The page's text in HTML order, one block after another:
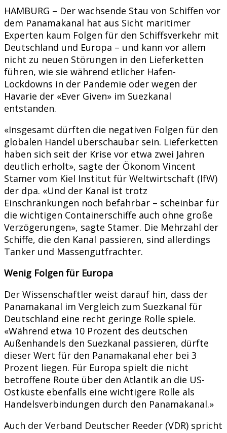
HAMBURG – Der wachsende Stau von Schiffen vor
dem Panamakanal hat aus Sicht maritimer
Experten kaum Folgen für den Schiffsverkehr mit
Deutschland und Europa – und kann vor allem
nicht zu neuen Störungen in den Lieferketten
führen, wie sie während etlicher Hafen-
Lockdowns in der Pandemie oder wegen der
Havarie der «Ever Given» im Suezkanal
entstanden.
«Insgesamt dürften die negativen Folgen für den
globalen Handel überschaubar sein. Lieferketten
haben sich seit der Krise vor etwa zwei Jahren
deutlich erholt», sagte der Ökonom Vincent
Stamer vom Kiel Institut für Weltwirtschaft (IfW)
der dpa. «Und der Kanal ist trotz
Einschränkungen noch befahrbar – scheinbar für
die wichtigen Containerschiffe auch ohne große
Verzögerungen», sagte Stamer. Die Mehrzahl der
Schiffe, die den Kanal passieren, sind allerdings
Tanker und Massengutfrachter.
Wenig Folgen für Europa
Der Wissenschaftler weist darauf hin, dass der
Panamakanal im Vergleich zum Suezkanal für
Deutschland eine recht geringe Rolle spiele.
«Während etwa 10 Prozent des deutschen
Außenhandels den Suezkanal passieren, dürfte
dieser Wert für den Panamakanal eher bei 3
Prozent liegen. Für Europa spielt die nicht
betroffene Route über den Atlantik an die US-
Ostküste ebenfalls eine wichtigere Rolle als
Handelsverbindungen durch den Panamakanal.»
Auch der Verband Deutscher Reeder (VDR) spricht